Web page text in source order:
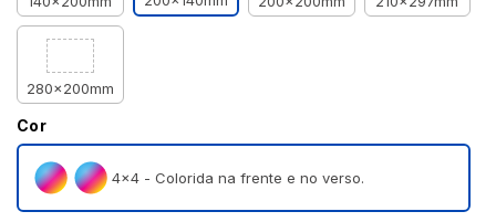
280x200mm
Cor
4×4 - Colorida na frente e no verso.